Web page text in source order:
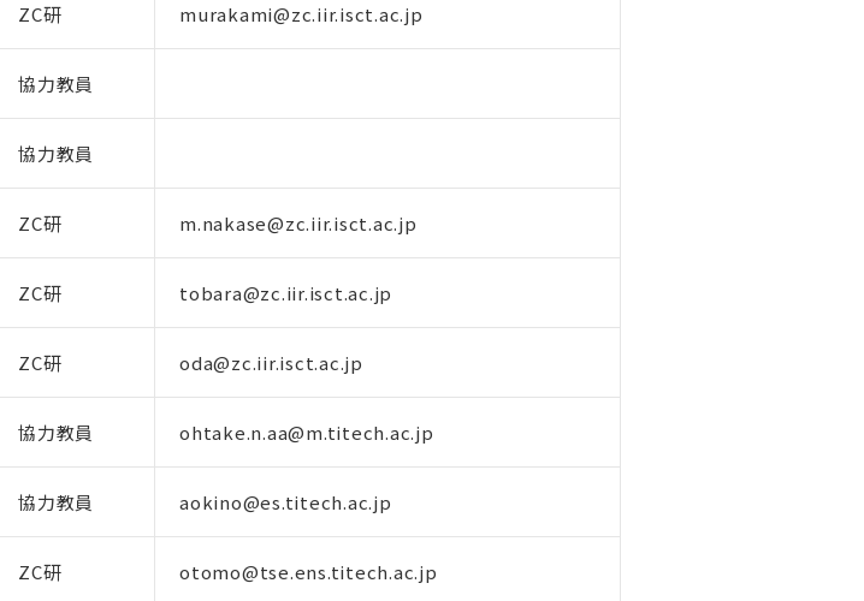
ZC研 murakami@zc.iir.isct.ac.jp
協力教員
協力教員
ZC研 m.nakase@zc.iir.isct.ac.jp
ZC研 tobara@zc.iir.isct.ac.jp
ZC研 oda@zc.iir.isct.ac.jp
協力教員 ohtake.n.aa@m.titech.ac.jp
協力教員 aokino@es.titech.ac.jp
ZC研 otomo@tse.ens.titech.ac.jp